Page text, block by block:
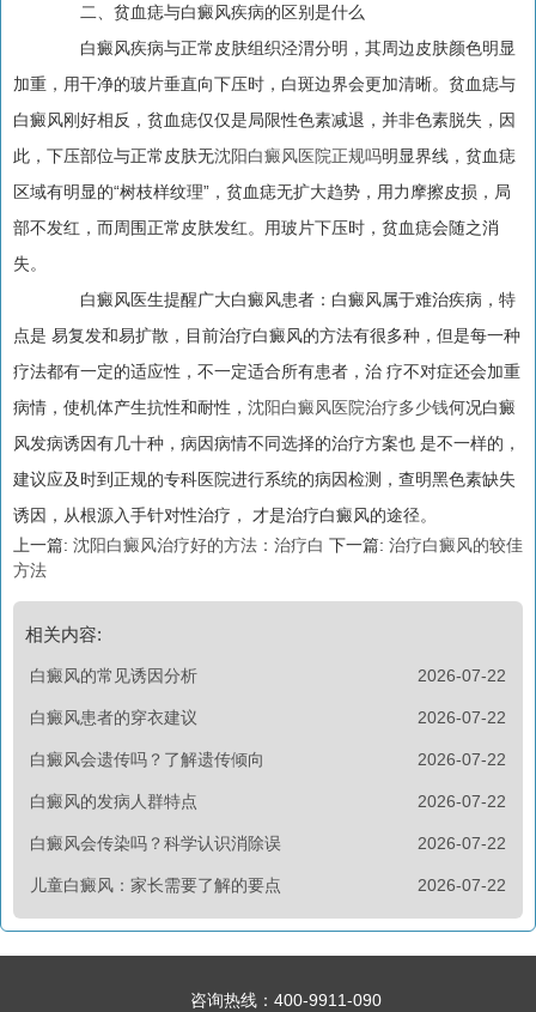
二、贫血痣与白癜风疾病的区别是什么
白癜风疾病与正常皮肤组织泾渭分明，其周边皮肤颜色明显
加重，用干净的玻片垂直向下压时，白斑边界会更加清晰。贫血痣与
白癜风刚好相反，贫血痣仅仅是局限性色素减退，并非色素脱失，因
此，下压部位与正常皮肤无沈阳白癜风医院正规吗明显界线，贫血痣
区域有明显的“树枝样纹理”，贫血痣无扩大趋势，用力摩擦皮损，局
部不发红，而周围正常皮肤发红。用玻片下压时，贫血痣会随之消
失。
白癜风医生提醒广大白癜风患者：白癜风属于难治疾病，特
点是 易复发和易扩散，目前治疗白癜风的方法有很多种，但是每一种
疗法都有一定的适应性，不一定适合所有患者，治 疗不对症还会加重
病情，使机体产生抗性和耐性， 沈阳白癜风医院治疗多少钱何况白癜
风发病诱因有几十种，病因病情不同选择的治疗方案也 是不一样的，
建议应及时到正规的专科医院进行系统的病因检测，查明黑色素缺失
诱因，从根源入手针对性治疗， 才是治疗白癜风的途径。
上一篇: 沈阳白癜风治疗好的方法：治疗白 下一篇: 治疗白癜风的较佳
方法
相关内容:
2026-07-22
白癜风的常见诱因分析
2026-07-22
白癜风患者的穿衣建议
2026-07-22
白癜风会遗传吗？了解遗传倾向
2026-07-22
白癜风的发病人群特点
2026-07-22
白癜风会传染吗？科学认识消除误
2026-07-22
儿童白癜风：家长需要了解的要点
咨询热线： 400-9911-090